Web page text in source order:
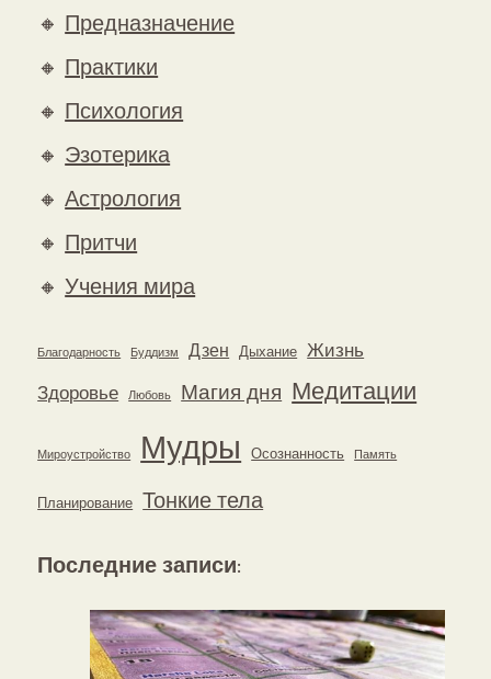
🔸 Предназначение
🔸 Практики
🔸 Психология
🔸 Эзотерика
🔸Астрология
🔸 Притчи
🔸Учения мира
Благодарность Буддизм Дзен Дыхание Жизнь
Здоровье Любовь Магия дня Медитации
Мироустройство Мудры Осознанность Память
Планирование Тонкие тела
Последние записи: